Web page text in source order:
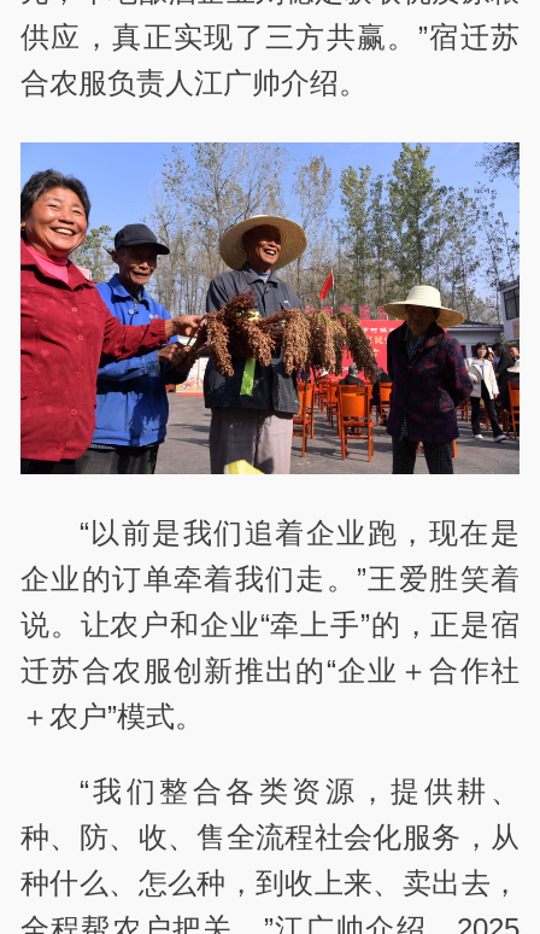
供应，真正实现了三方共赢。”宿迁苏
合农服负责人江广帅介绍。
“以前是我们追着企业跑，现在是
企业的订单牵着我们走。”王爱胜笑着
说。让农户和企业“牵上手”的，正是宿
迁苏合农服创新推出的“企业＋合作社
＋农户”模式。
“我们整合各类资源，提供耕、
种、防、收、售全流程社会化服务，从
种什么、怎么种，到收上来、卖出去，